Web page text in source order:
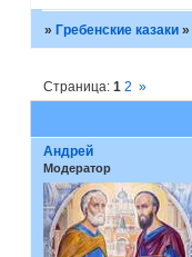
» Гребенские казаки »
Страница: 1 2 »
Андрей
Модератор